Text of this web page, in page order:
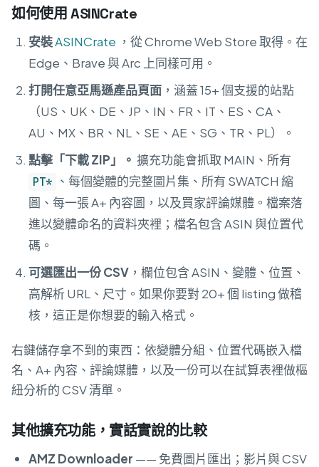
如何使用 ASINCrate
安裝ASINCrate ，從 Chrome Web Store 取得。在
Edge、Brave 與 Arc 上同樣可用。
打開任意亞馬遜產品頁面 ，涵蓋 15+ 個支援的站點
（US、UK、DE、JP、IN、FR、IT、ES、CA、
AU、MX、BR、NL、SE、AE、SG、TR、PL）。
點擊「下載 ZIP」。 擴充功能會抓取 MAIN、所有
PT* 、每個變體的完整圖片集、所有 SWATCH 縮
圖、每一張 A+ 內容圖，以及買家評論媒體。檔案落
進以變體命名的資料夾裡；檔名包含 ASIN 與位置代
碼。
可選匯出一份 CSV ，欄位包含 ASIN、變體、位置、
高解析 URL、尺寸。如果你要對 20+ 個 listing 做稽
核，這正是你想要的輸入格式。
右鍵儲存拿不到的東西：依變體分組、位置代碼嵌入檔
名、A+ 內容、評論媒體，以及一份可以在試算表裡做樞
紐分析的 CSV 清單。
其他擴充功能，實話實說的比較
AMZ Downloader —— 免費圖片匯出；影片與 CSV